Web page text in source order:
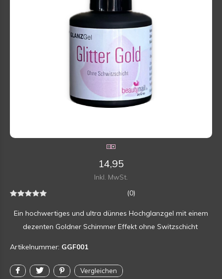
14,95
Inkl. MwSt.
(0)
Ein hochwertiges und ultra dünnes Hochglanzgel mit einem
dezenten Goldner Schimmer Effekt ohne Switzschicht
Artikelnummer: GGF001
Vergleichen